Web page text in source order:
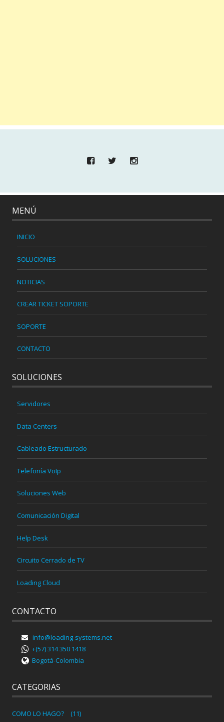
MENÚ
INICIO
SOLUCIONES
NOTICIAS
CREAR TICKET SOPORTE
SOPORTE
CONTACTO
SOLUCIONES
Servidores
Data Centers
Cableado Estructurado
Telefonía VoIp
Soluciones Web
Comunicación Digital
Help Desk
Circuito Cerrado de TV
Loading Cloud
CONTACTO
info@loading-systems.net
+(57) 314 350 1418
Bogotá-Colombia
CATEGORIAS
COMO LO HAGO? (11)